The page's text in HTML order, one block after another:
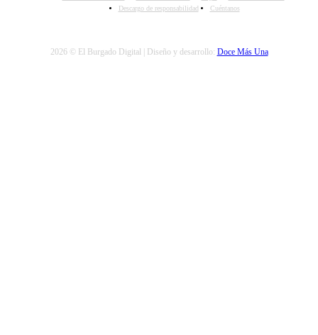
Descargo de responsabilidad
Cuéntanos
2026 © El Burgado Digital | Diseño y desarrollo: Doce Más Una